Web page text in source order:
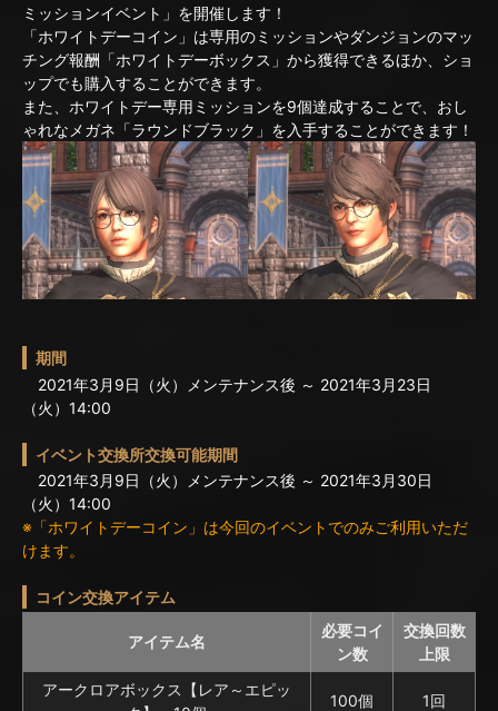
ミッションイベント」を開催します！
「ホワイトデーコイン」は専用のミッションやダンジョンのマッ
チング報酬「ホワイトデーボックス」から獲得できるほか、ショ
ップでも購入することができます。
また、ホワイトデー専用ミッションを9個達成することで、おし
ゃれなメガネ「ラウンドブラック」を入手することができます！
期間
2021年3月9日（火）メンテナンス後 ～ 2021年3月23日
（火）14:00
イベント交換所交換可能期間
2021年3月9日（火）メンテナンス後 ～ 2021年3月30日
（火）14:00
※「ホワイトデーコイン」は今回のイベントでのみご利用いただ
けます。
コイン交換アイテム
アイテム名
必要コイ
ン数
交換回数
上限
アークロアボックス【レア～エピッ
100個 1回